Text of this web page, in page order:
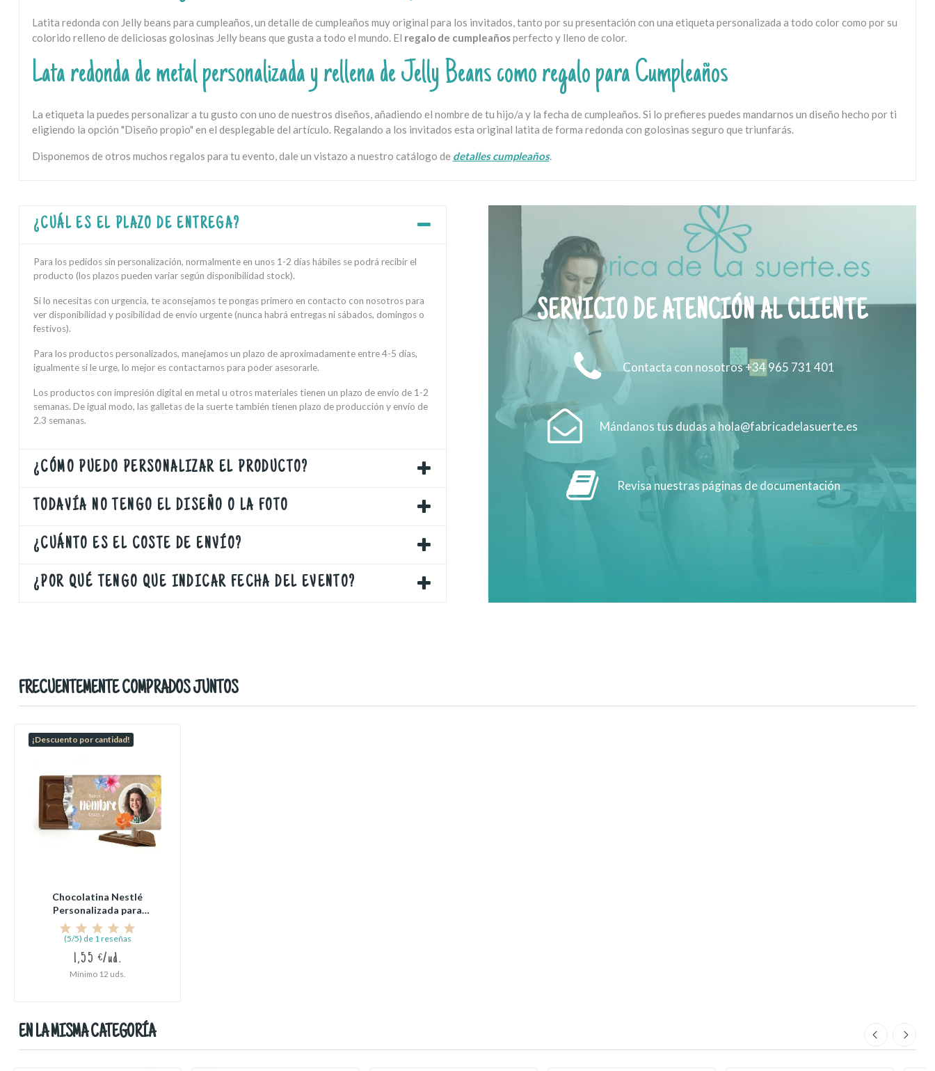
Latita redonda con Jelly beans para cumpleaños, un detalle de cumpleaños muy original para los invitados, tanto por su presentación con una etiqueta personalizada a todo color como por su
colorido relleno de deliciosas golosinas Jelly beans que gusta a todo el mundo. El regalo de cumpleañosperfecto y lleno de color.
Lata redonda de metal personalizada y rellena de Jelly Beans como regalo para Cumpleaños
La etiqueta la puedes personalizar a tu gusto con uno de nuestros diseños, añadiendo el nombre de tu hijo/a y la fecha de cumpleaños. Si lo prefieres puedes mandarnos un diseño hecho por ti
eligiendo la opción "Diseño propio" en el desplegable del artículo. Regalando a los invitados esta original latita de forma redonda con golosinas seguro que triunfarás.
Disponemos de otros muchos regalos para tu evento, dale un vistazo a nuestro catálogo de detalles cumpleaños.
¿CUÁL ES EL PLAZO DE ENTREGA?
Para los pedidos sin personalización, normalmente en unos 1-2 días hábiles se podrá recibir el
producto (los plazos pueden variar según disponibilidad stock).
Si lo necesitas con urgencia, te aconsejamos te pongas primero en contacto con nosotros para
ver disponibilidad y posibilidad de envío urgente (nunca habrá entregas ni sábados, domingos o
festivos).
Para los productos personalizados, manejamos un plazo de aproximadamente entre 4-5 días,
igualmente si le urge, lo mejor es contactarnos para poder asesorarle.
Los productos con impresión digital en metal u otros materiales tienen un plazo de envío de 1-2
semanas. De igual modo, las galletas de la suerte también tienen plazo de producción y envío de
2.3 semanas.
¿CÓMO PUEDO PERSONALIZAR EL PRODUCTO?
TODAVÍA NO TENGO EL DISEÑO O LA FOTO
¿CUÁNTO ES EL COSTE DE ENVÍO?
¿POR QUÉ TENGO QUE INDICAR FECHA DEL EVENTO?
SERVICIO DE ATENCIÓN AL CLIENTE
Contacta con nosotros +34 965 731 401
Mándanos tus dudas a hola@fabricadelasuerte.es
Revisa nuestras páginas de documentación
FRECUENTEMENTE COMPRADOS JUNTOS
¡Descuento por cantidad!
Chocolatina Nestlé
Personalizada para
Detalle...
(5/5) de 1 reseñas
1,55 €/ud.
Mínimo 12 uds.
EN LA MISMA CATEGORÍA